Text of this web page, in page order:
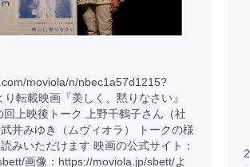
moviola/n/nbec1a57d1215?
転載映画『美しく、黙りなさい』
上映後トーク 上野千鶴子さん（社
井みゆき（ムヴィオラ） トークの様
みいただけます 映画の公式サイト：
画像：https://moviola.jp/sbett/よ